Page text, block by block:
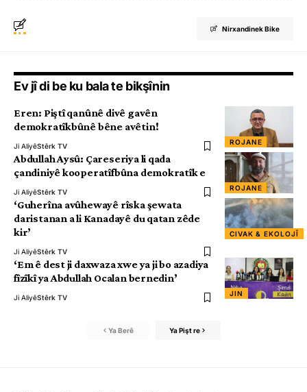
Nirxandinek Bike
Ev jî di be ku bala te bikşînin
ROJANE
Eren: Piştî qanûnê divê gavên
demokratîkbûnê bêne avêtin!
Ji AliyêStêrk TV
ROJANE
Abdullah Aysû: Çareseriya li qada
çandiniyê kooperatîfbûna demokratîk e
Ji AliyêStêrk TV
CIVAK & EKOLOJÎ
‘Guherîna avûhewayê rîska şewata
daristanan a li Kanadayê du qatan zêde
kir’
Ji AliyêStêrk TV
JIN
‘Em ê dest ji daxwaza xwe ya ji bo azadiya
fîzîkî ya Abdullah Ocalan bernedin’
Ji AliyêStêrk TV
Ya Berê Ya Pişt re